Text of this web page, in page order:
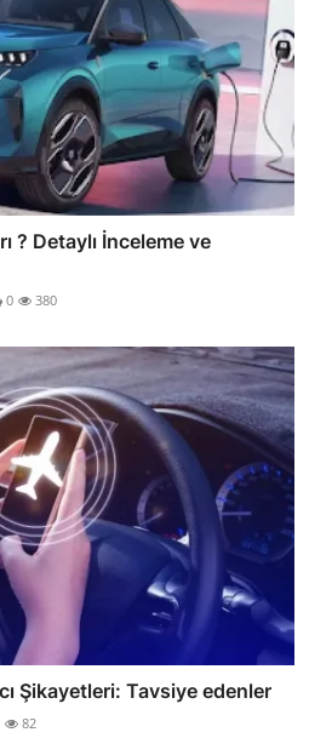
? Detaylı İnceleme ve
0 380
Şikayetleri: Tavsiye edenler
82